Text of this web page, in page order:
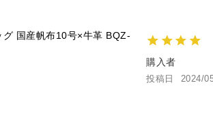
国産帆布10号×牛革 BQZ-
購入者
投稿日 2024/